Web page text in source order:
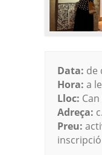
Data: de
Hora: a
Lloc:
Adreça:
Preu:
inscripció